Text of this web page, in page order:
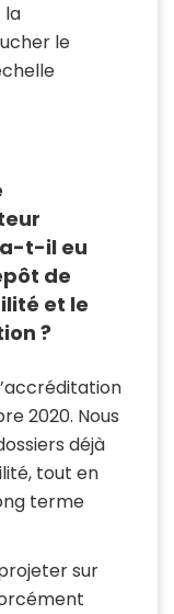
la
le
a-t-il eu
de
et le
?
2020. Nous
déjà
tout en
terme
sur